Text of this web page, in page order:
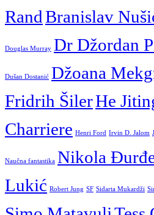
RandBranislav
Douglas Murray Dr Džordan
Dušan Dostanić Džoana
Fridrih ŠilerHe
Charriere Henri Ford Irvin D. Jalom
Naučna fantastika Nikola
Lukić Robert Jung SF Sidarta Mukardži